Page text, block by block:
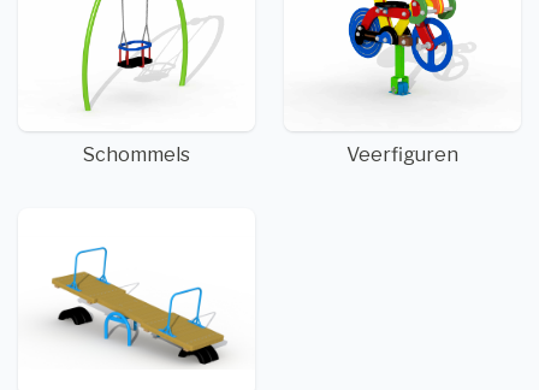
Schommels Veerfiguren